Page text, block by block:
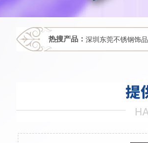
热搜产品： 深圳东莞不锈钢饰品